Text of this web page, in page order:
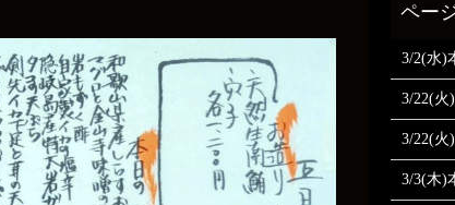
3/2(水)
3/22(火
3/22(火
3/3(木)